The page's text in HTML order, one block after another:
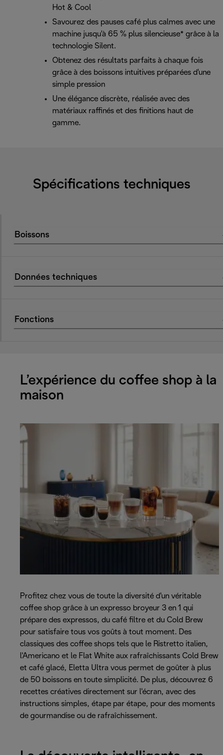
Hot & Cool
Savourez des pauses café plus calmes avec une
machine jusqu'à 65 % plus silencieuse* grâce à la
technologie Silent.
Obtenez des résultats parfaits à chaque fois
grâce à des boissons intuitives préparées d'une
simple pression
Une élégance discrète, réalisée avec des
matériaux raffinés et des finitions haut de
gamme.
Spécifications techniques
Boissons
Données techniques
Fonctions
L’expérience du coffee shop à la
maison
Profitez chez vous de toute la diversité d'un véritable
coffee shop grâce à un expresso broyeur 3 en 1 qui
prépare des expressos, du café filtre et du Cold Brew
pour satisfaire tous vos goûts à tout moment. Des
classiques des coffee shops tels que le Ristretto italien,
l'Americano et le Flat White aux rafraîchissants Cold Brew
et café glacé, Eletta Ultra vous permet de goûter à plus
de 50 boissons en toute simplicité. De plus, découvrez 6
recettes créatives directement sur l'écran, avec des
instructions simples, étape par étape, pour des moments
de gourmandise ou de rafraîchissement.